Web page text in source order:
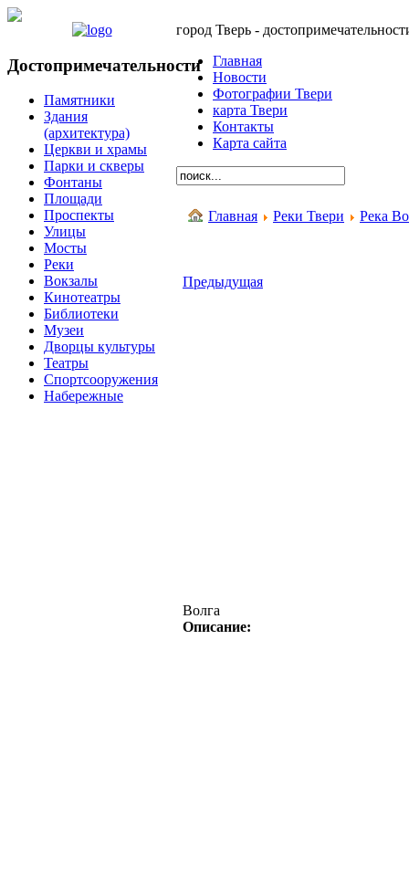
Достопримечательности
Памятники
Здания
(архитектура)
Церкви и храмы
Парки и скверы
Фонтаны
Площади
Проспекты
Улицы
Мосты
Реки
Вокзалы
Кинотеатры
Библиотеки
Музеи
Дворцы культуры
Театры
Спортсооружения
Набережные
город Тверь -
Главная
Новости
Фотографии Твери
карта Твери
Контакты
Карта сайта
Главная Реки Твери Река
Предыдущая
Волга
Описание: